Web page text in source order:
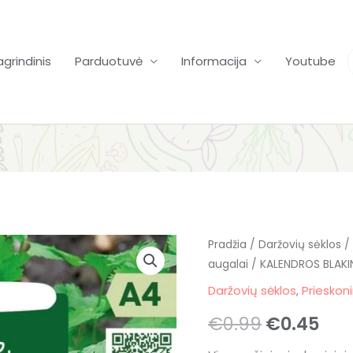
Parduotuvė Informacija Youtube
Pradžia / Daržovių sėklos /
augalai / KALENDROS
Daržovių sėklos,
€0.99
Original
price
was:
€0.99.
€0.45